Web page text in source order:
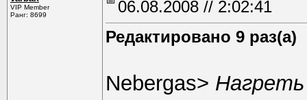
VIP Member
Ранг: 8699
06.08.2008 // 2:02:41
Редактировано 9 раз(а)
Nebergas>